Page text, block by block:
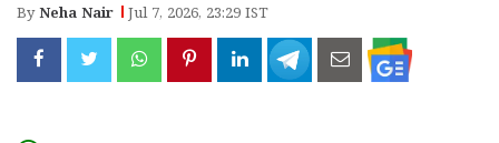
ByNeha Nair Jul 7, 2026, 23:29 IST